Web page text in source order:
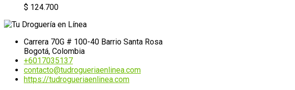
$ 124.700
Carrera 70G # 100-40 Barrio Santa Rosa
Bogotá, Colombia
+6017035137
contacto@tudrogueriaenlinea.com
https://tudrogueriaenlinea.com